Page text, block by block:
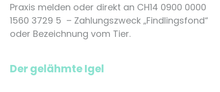
Praxis melden oder direkt an CH14 0900 0000
1560 3729 5 – Zahlungszweck „Findlingsfond“
oder Bezeichnung vom Tier.
Der gelähmte Igel